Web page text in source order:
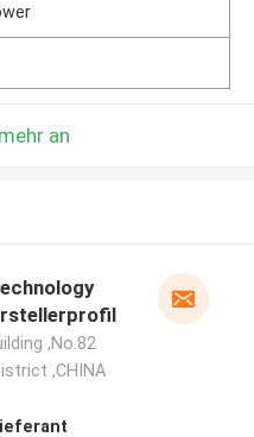
an
,No.82
,CHINA